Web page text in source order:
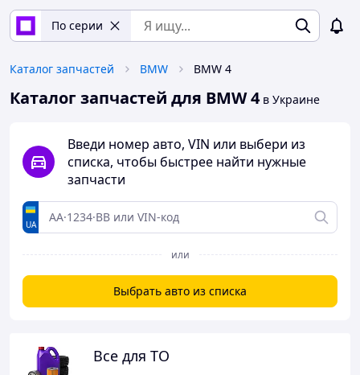
По серии
Каталог запчастей BMW BMW 4
Каталог запчастей для BMW 4 в Украине
Введи номер авто, VIN или выбери из
списка, чтобы быстрее найти нужные
запчасти
UA
или
Выбрать авто из списка
Все для ТО